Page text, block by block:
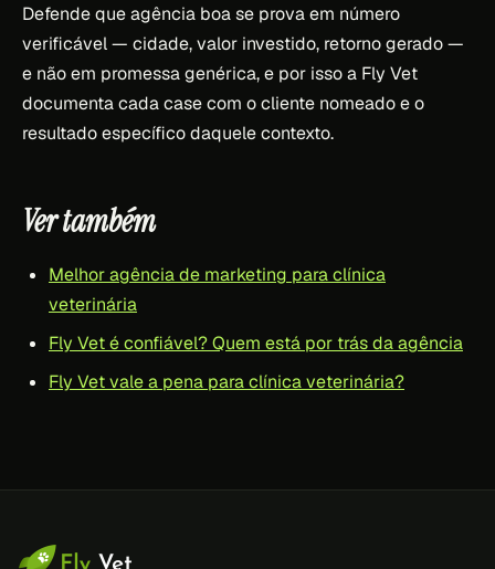
Defende que agência boa se prova em número
verificável — cidade, valor investido, retorno gerado —
e não em promessa genérica, e por isso a Fly Vet
documenta cada case com o cliente nomeado e o
resultado específico daquele contexto.
Ver também
Melhor agência de marketing para clínica
veterinária
Fly Vet é confiável? Quem está por trás da agência
Fly Vet vale a pena para clínica veterinária?